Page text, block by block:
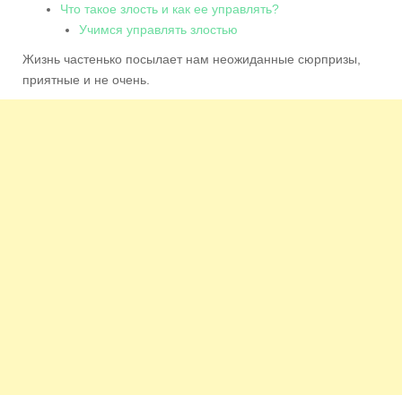
Что такое злость и как ее управлять?
Учимся управлять злостью
Жизнь частенько посылает нам неожиданные сюрпризы,
приятные и не очень.